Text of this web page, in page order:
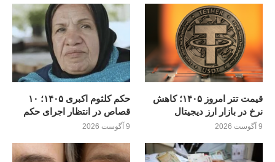
قیمت تتر امروز ۱۴۰۵؛ کاهش
نرخ در بازار ارز دیجیتال
9 آگوست 2026
حکم کلثوم اکبری ۱۴۰۵؛ ۱۰
قصاص در انتظار اجرای حکم
9 آگوست 2026